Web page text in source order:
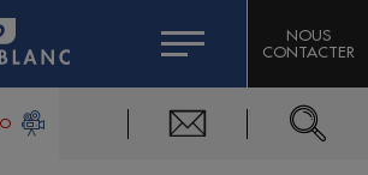
CHRONIQUES DE L'EXPERT
CITIZEN MACHINERY
MASSIF DOMAINES SKIABLES
DU MONT-BLANC
NOUS
CONTACTER